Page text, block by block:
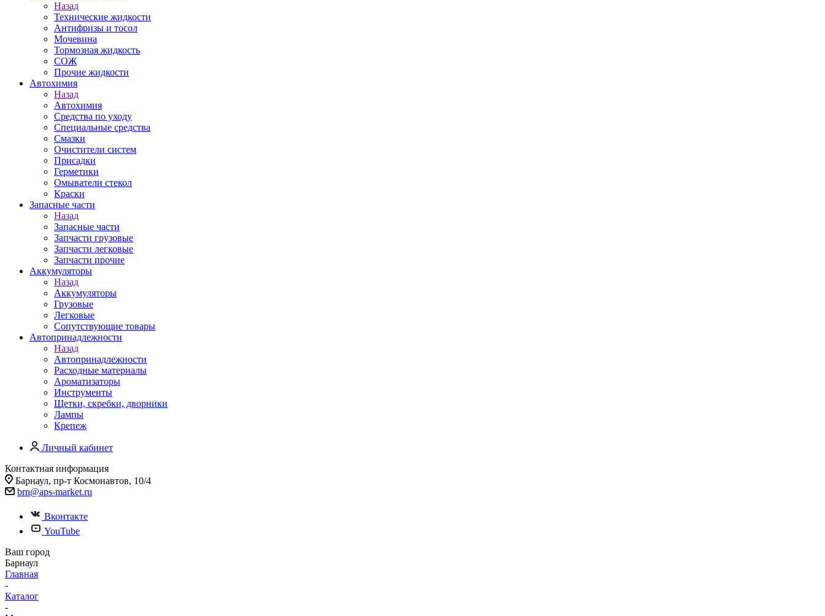
Назад
Технические жидкости
Антифризы и тосол
Мочевина
Тормозная жидкость
СОЖ
Прочие жидкости
Автохимия
Назад
Автохимия
Средства по уходу
Специальные средства
Смазки
Очистители систем
Присадки
Герметики
Омыватели стекол
Краски
Запасные части
Назад
Запасные части
Запчасти грузовые
Запчасти легковые
Запчасти прочие
Аккумуляторы
Назад
Аккумуляторы
Грузовые
Легковые
Сопутствующие товары
Автопринадлежности
Назад
Автопринадлежности
Расходные материалы
Ароматизаторы
Инструменты
Щетки, скребки, дворники
Лампы
Крепеж
Личный кабинет
Контактная информация
Барнаул, пр-т Космонавтов, 10/4
brn@aps-market.ru
Вконтакте
YouTube
Ваш город
Барнаул
Главная
-
Каталог
-